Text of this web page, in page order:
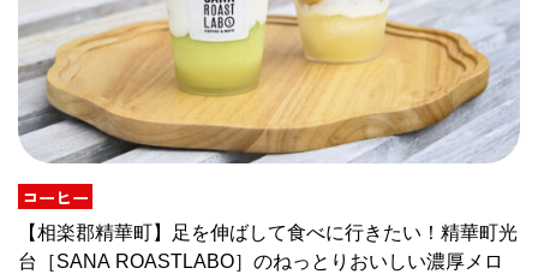
コーヒー
【相楽郡精華町】足を伸ばして食べに行きたい！精華町光
台［SANA ROASTLABO］のねっとりおいしい濃厚メロ